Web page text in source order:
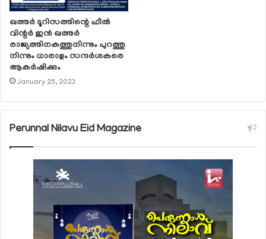
ഖത്തര്‍ ടൂറിസത്തിന്റെ ഫീല്‍
വിന്റര്‍ ഇന്‍ ഖത്തര്‍
രാജ്യത്തിനകത്തുനിന്നും പുറത്തു
നിന്നും ധാരാളം സന്ദര്‍ശകരെ
ആകര്‍ഷിക്കും
January 25, 2023
Perunnal Nilavu Eid Magazine